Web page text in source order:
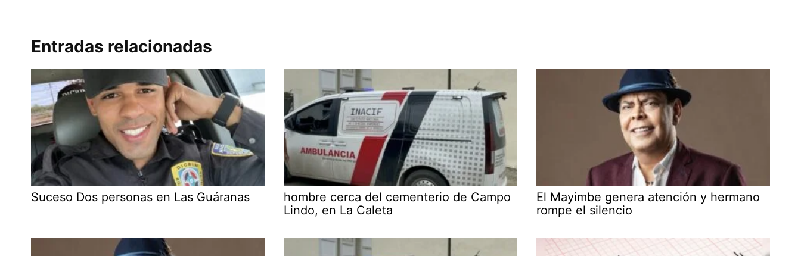
Entradas relacionadas
Suceso Dos personas en Las Guáranas
hombre cerca del cementerio de Campo
Lindo, en La Caleta
El Mayimbe genera atención y hermano
rompe el silencio